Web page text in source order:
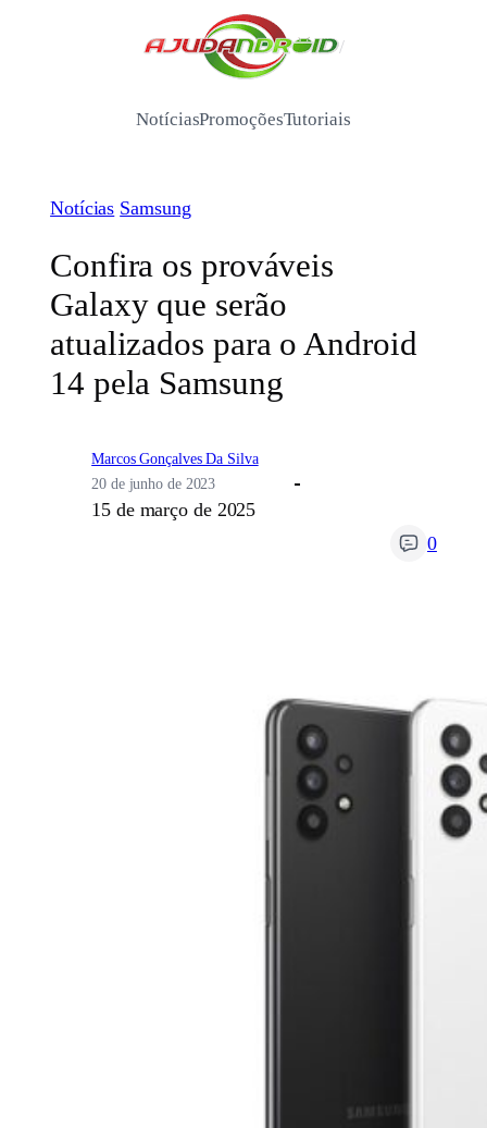
/
NotíciasPromoçõesTutoriais
Notícias Samsung
Confira os prováveis
Galaxy que serão
atualizados para o Android
14 pela Samsung
Marcos Gonçalves Da Silva
20 de junho de 2023
15 de março de 2025
0